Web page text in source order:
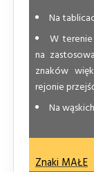
Na
W
na
znaków
rejonie
Na
Znaki MAŁE